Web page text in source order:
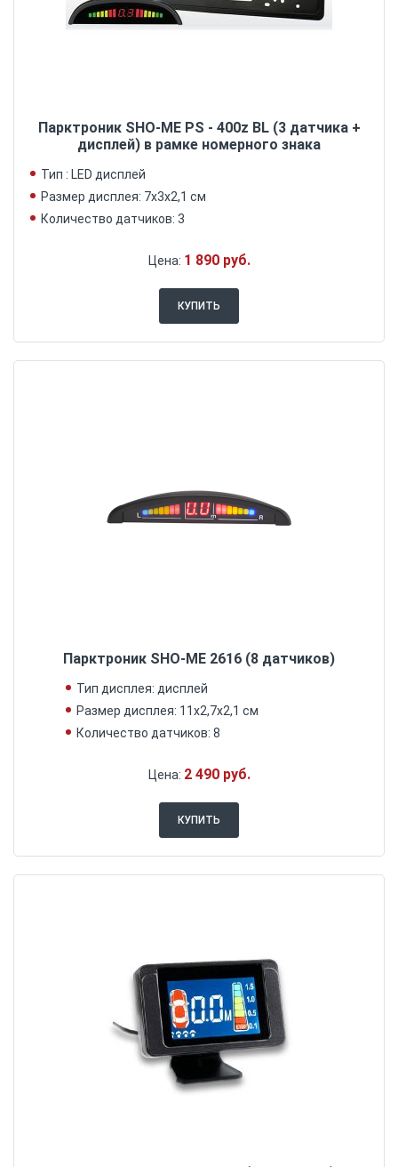
Парктроник SHO-ME PS - 400z BL (3 датчика +
дисплей) в рамке номерного знака
Тип : LED дисплей
Размер дисплея: 7х3х2,1 см
Количество датчиков: 3
Цена: 1 890 руб.
КУПИТЬ
Парктроник SHO-ME 2616 (8 датчиков)
Тип дисплея: дисплей
Размер дисплея: 11х2,7х2,1 см
Количество датчиков: 8
Цена: 2 490 руб.
КУПИТЬ